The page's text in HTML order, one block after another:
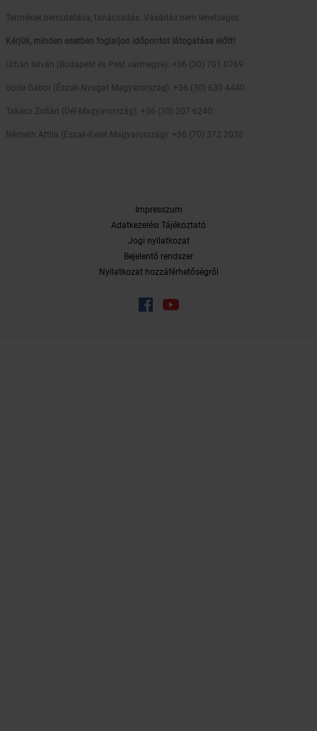
Termékek bemutatása, tanácsadás. Vásárlás nem lehetséges.
Kérjük, minden esetben foglaljon időpontot látogatása előtt!
Urbán István (Budapest és Pest vármegye): +36 (30) 701 0769
Göde Gábor (Észak-Nyugat Magyarország): +36 (30) 630 4440
Takács Zoltán (Dél-Magyarország): +36 (30) 207 6240
Németh Attila (Észak-Kelet Magyarország): +36 (70) 372 2038
Impresszum
Adatkezelési Tájékoztató
Jogi nyilatkozat
Bejelentő rendszer
Nyilatkozat hozzáférhetőségről